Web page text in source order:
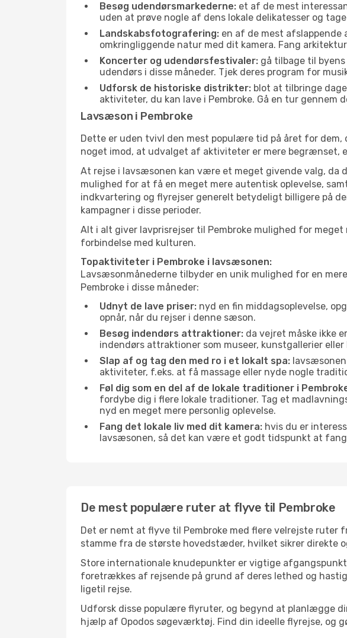
Besøg udendørsmarkederne: et af de mest
uden at prøve nogle af dens lokale delikatesser og
Landskabsfotografering: en af de mest afslappende
omkringliggende natur med dit kamera. Fang
Koncerter og udendørsfestivaler: gå tilbage til
udendørs i disse måneder. Tjek deres program for
Udforsk de historiske distrikter: blot at tilbringe
aktiviteter, du kan lave i Pembroke. Gå en tur
Lavsæson i Pembroke
Dette er uden tvivl den mest populære tid på året for
noget imod, at udvalget af aktiviteter er mere begrænset,
At rejse i lavsæsonen kan være et meget givende valg, da
mulighed for at få en meget mere autentisk oplevelse,
indkvartering og flyrejser generelt betydeligt billigere på
kampagner i disse perioder.
Alt i alt giver lavprisrejser til Pembroke mulighed for
forbindelse med kulturen.
Topaktiviteter i Pembroke i lavsæsonen:
Lavsæsonmånederne tilbyder en unik mulighed for en
Pembroke i disse måneder:
Udnyt de lave priser: nyd en fin middagsoplevelse,
opnår, når du rejser i denne sæson.
Besøg indendørs attraktioner: da vejret måske ikke
indendørs attraktioner som museer, kunstgallerier
Slap af og tag den med ro i et lokalt spa:
aktiviteter, f.eks. at få massage eller nyde nogle
Føl dig som en del af de lokale traditioner i
fordybe dig i flere lokale traditioner. Tag et
nyd en meget mere personlig oplevelse.
Fang det lokale liv med dit kamera: hvis du er
lavsæsonen, så det kan være et godt tidspunkt at
De mest populære ruter at flyve til Pembroke
Det er nemt at flyve til Pembroke med flere velrejste
stamme fra de største hovedstæder, hvilket sikrer direkte
Store internationale knudepunkter er vigtige
foretrækkes af rejsende på grund af deres lethed og
ligetil rejse.
Udforsk disse populære flyruter, og begynd at planlægge
hjælp af Opodos søgeværktøj. Find din ideelle flyrejse, og